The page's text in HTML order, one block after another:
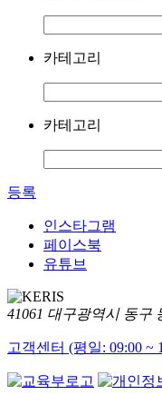
카테고리
카테고리
등록
인스타그램
페이스북
유튜브
41061 대구광역시 동구
고객센터 (평일: 09:00 ~